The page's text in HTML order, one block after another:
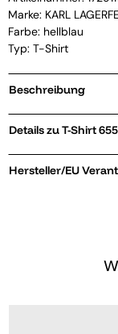
Marke: KARL
Farbe: hellblau
Typ: T-Shirt
Beschreibung
Hersteller/EU